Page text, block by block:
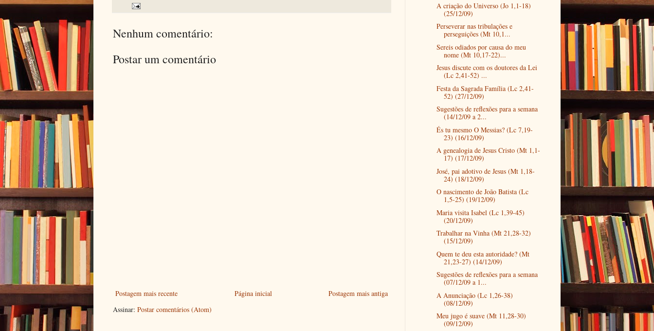
Nenhum comentário:
Postar um comentário
Postagem mais recente Postagem mais antiga
Página inicial
Assinar: Postar comentários (Atom)
A criação do Universo (Jo 1,1-18)
(25/12/09)
Perseverar nas tribulações e
perseguições (Mt 10,1...
Sereis odiados por causa do meu
nome (Mt 10,17-22)...
Jesus discute com os doutores da Lei
(Lc 2,41-52) ...
Festa da Sagrada Família (Lc 2,41-
52) (27/12/09)
Sugestões de reflexões para a semana
(14/12/09 a 2...
És tu mesmo O Messias? (Lc 7,19-
23) (16/12/09)
A genealogia de Jesus Cristo (Mt 1,1-
17) (17/12/09)
José, pai adotivo de Jesus (Mt 1,18-
24) (18/12/09)
O nascimento de João Batista (Lc
1,5-25) (19/12/09)
Maria visita Isabel (Lc 1,39-45)
(20/12/09)
Trabalhar na Vinha (Mt 21,28-32)
(15/12/09)
Quem te deu esta autoridade? (Mt
21,23-27) (14/12/09)
Sugestões de reflexões para a semana
(07/12/09 a 1...
A Anunciação (Lc 1,26-38)
(08/12/09)
Meu jugo é suave (Mt 11,28-30)
(09/12/09)